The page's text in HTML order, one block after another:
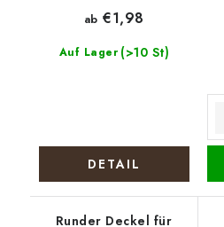
Auf Lager (>10 St)
ab €1,98
DETAIL
Runder Deckel für